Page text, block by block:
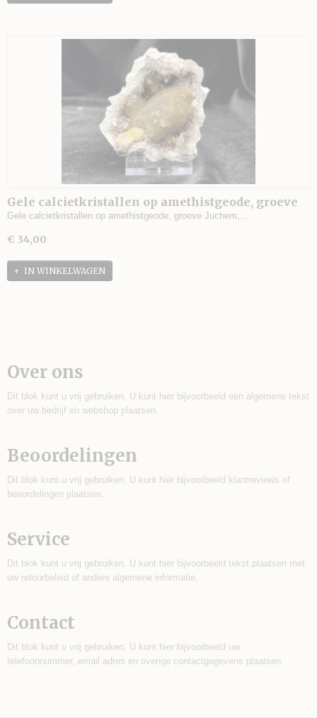
Gele calcietkristallen op amethistgeode, groeve
Juchem, Fischbachtal, Idar-Oberstein, Duitsland -
Gele calcietkristallen op amethistgeode, groeve Juchem,…
€ 34,00
IN WINKELWAGEN
Over ons
Dit blok kunt u vrij gebruiken. U kunt hier bijvoorbeeld een algemene tekst
over uw bedrijf en webshop plaatsen.
Beoordelingen
Dit blok kunt u vrij gebruiken. U kunt hier bijvoorbeeld klantreviews of
beoordelingen plaatsen.
Service
Dit blok kunt u vrij gebruiken. U kunt hier bijvoorbeeld tekst plaatsen met
uw retourbeleid of andere algemene informatie,
Contact
Dit blok kunt u vrij gebruiken. U kunt hier bijvoorbeeld uw
telefoonnummer, email adres en overige contactgegevens plaatsen.